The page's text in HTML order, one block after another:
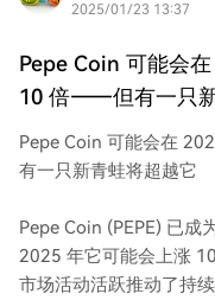
2025/01/23 13:37
Pepe Coin 可能会
10 倍——但有一只
Pepe Coin 可能会在
有一只新青蛙将超越它
Pepe Coin (PEPE) 已成
2025 年它可能会上涨
市场活动活跃推动了持